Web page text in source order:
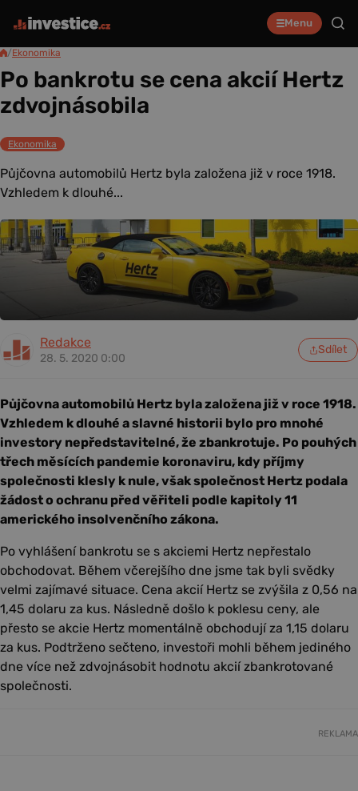
Menu
/Ekonomika
Po bankrotu se cena akcií Hertz
zdvojnásobila
Ekonomika
Půjčovna automobilů Hertz byla založena již v roce 1918.
Vzhledem k dlouhé...
Redakce
28. 5. 2020 0:00
Sdílet
Půjčovna automobilů Hertz byla založena již v roce 1918.
Vzhledem k dlouhé a slavné historii bylo pro mnohé
investory nepředstavitelné, že zbankrotuje. Po pouhých
třech měsících pandemie koronaviru, kdy příjmy
společnosti klesly k nule, však společnost Hertz podala
žádost o ochranu před věřiteli podle kapitoly 11
amerického insolvenčního zákona.
Po vyhlášení bankrotu se s akciemi Hertz nepřestalo
obchodovat. Během včerejšího dne jsme tak byli svědky
velmi zajímavé situace. Cena akcií Hertz se zvýšila z 0,56 na
1,45 dolaru za kus. Následně došlo k poklesu ceny, ale
přesto se akcie Hertz momentálně obchodují za 1,15 dolaru
za kus. Podtrženo sečteno, investoři mohli během jediného
dne více než zdvojnásobit hodnotu akcií zbankrotované
společnosti.
REKLAMA